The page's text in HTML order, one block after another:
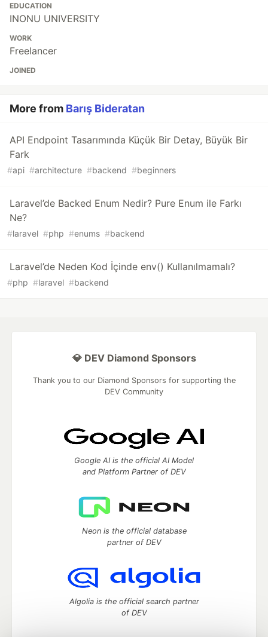
EDUCATION
INONU UNIVERSITY
WORK
Freelancer
JOINED
More from Barış Bideratan
API Endpoint Tasarımında Küçük Bir Detay, Büyük Bir
Fark
#api #architecture #backend #beginners
Laravel’de Backed Enum Nedir? Pure Enum ile Farkı
Ne?
#laravel #php #enums #backend
Laravel’de Neden Kod İçinde env() Kullanılmamalı?
#php #laravel #backend
💎 DEV Diamond Sponsors
Thank you to our Diamond Sponsors for supporting the
DEV Community
Google AI is the official AI Model
and Platform Partner of DEV
Neon is the official database
partner of DEV
Algolia is the official search partner
of DEV